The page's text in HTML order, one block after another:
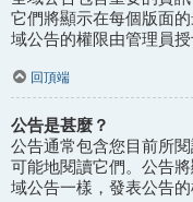
它們將顯示在每個版面
域公告的權限由管理員授
回頂端
公告是甚麼？
公告通常包含您目前所
可能地閱讀它們。公告
域公告一樣，發表公告的